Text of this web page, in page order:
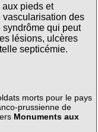
pieds et
vascularisation des
qui peut
lésions, ulcères
septicémie.
morts pour le pays
prussienne de
Monuments aux